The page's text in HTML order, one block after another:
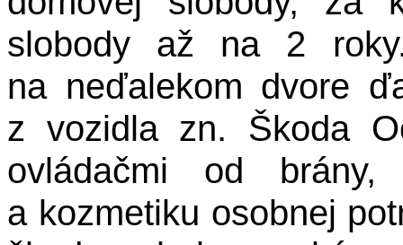
slobody až na 2
na neďalekom dvore
z vozidla zn. Škoda
ovládačmi od
a kozmetiku osobnej